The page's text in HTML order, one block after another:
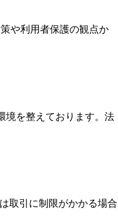
や利用者保護の観点か
境を整えております。法
取引に制限がかかる場合